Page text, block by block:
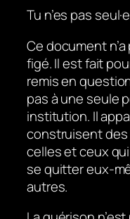
Tu n’es pas
Ce document
figé. Il est fait
remis en
pas à une seule
institution. Il
construisent des
celles et ceux
se quitter eux-
autres.